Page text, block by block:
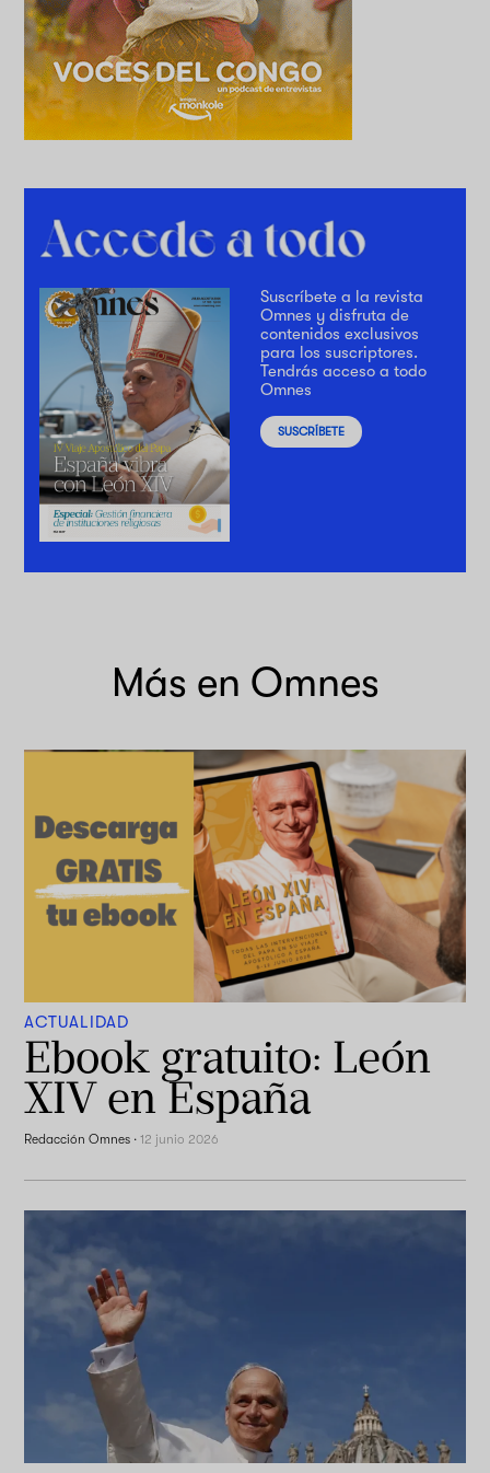
Suscríbete a la revista
Omnes y disfruta de
contenidos exclusivos
para los suscriptores.
Tendrás acceso a todo
Omnes
SUSCRÍBETE
Más en Omnes
ACTUALIDAD
Ebook gratuito: León
XIV en España
Redacción Omnes ·12 junio 2026